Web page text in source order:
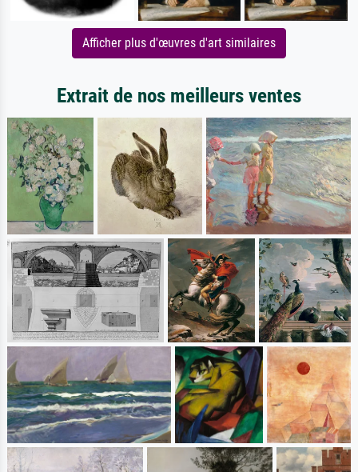
Afficher plus d'œuvres d'art similaires
Extrait de nos meilleurs ventes